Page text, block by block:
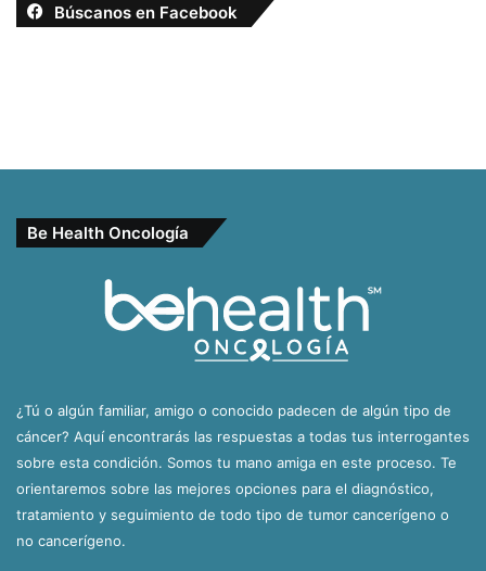
Búscanos en Facebook
Be Health Oncología
¿Tú o algún familiar, amigo o conocido padecen de algún tipo de
cáncer? Aquí encontrarás las respuestas a todas tus interrogantes
sobre esta condición. Somos tu mano amiga en este proceso. Te
orientaremos sobre las mejores opciones para el diagnóstico,
tratamiento y seguimiento de todo tipo de tumor cancerígeno o
no cancerígeno.